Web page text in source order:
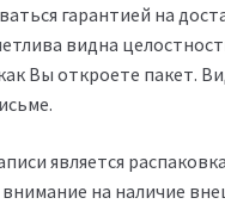
гарантией на
видна
Вы откроете пакет.
является
на наличие